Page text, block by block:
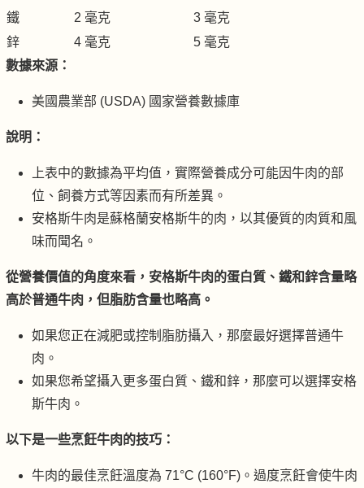
鐵 2 毫克
3 毫克
鋅
4 毫克
5 毫克
數據來源：
美國農業部 (USDA) 國家營養數據庫
說明：
上表中的數據為平均值，實際營養成分可能因牛肉的部
位、飼養方式等因素而有所差異。
安格斯牛肉是蘇格蘭安格斯牛的肉，以其優質的肉質和風
味而聞名。
從營養價值的角度來看，安格斯牛肉的蛋白質、鐵和鋅含量略
高於普通牛肉，但脂肪含量也略高。
如果您正在減肥或控制脂肪攝入，那麼最好選擇普通牛
肉。
如果您希望攝入更多蛋白質、鐵和鋅，那麼可以選擇安格
斯牛肉。
以下是一些烹飪牛肉的技巧：
牛肉的最佳烹飪溫度為 71°C (160°F)。過度烹飪會使牛肉